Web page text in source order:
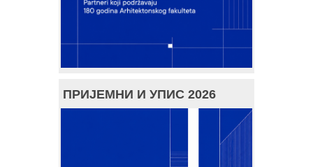
ПРИЈЕМНИ И УПИС 2026